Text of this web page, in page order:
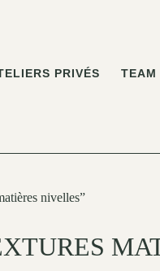
PRIVÉS TEAM
nivelles”